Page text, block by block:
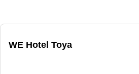
WE Hotel Toya